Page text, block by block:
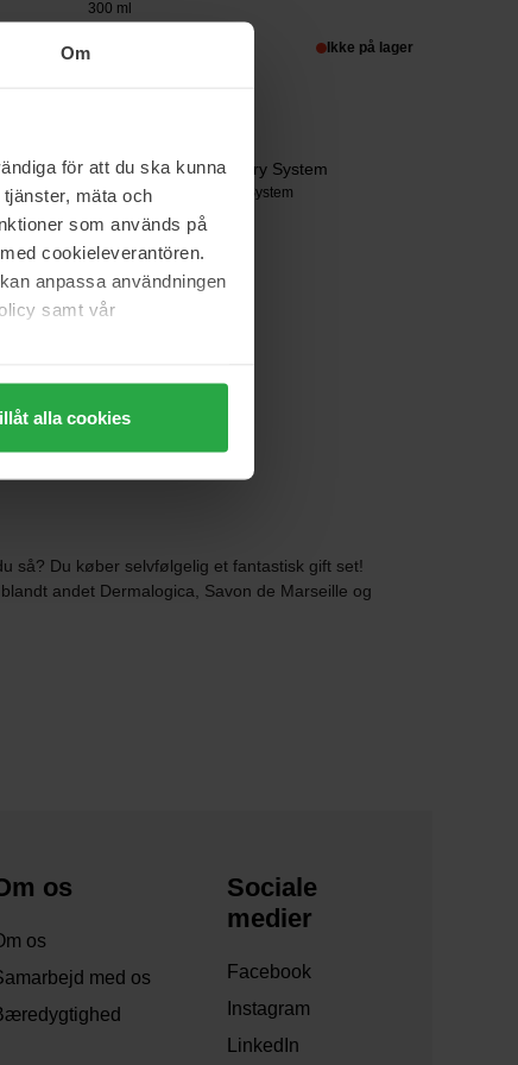
Om
för att du ska kunna
mäta och
som används på
cookieleverantören.
anpassa användningen
samt vår
alla cookies
300 ml
302 kr Ikke på lager
Stressed Skin Recovery System
Stressed Skin Recovery System
992 kr
Normalpris 1 102 kr
så? Du køber selvfølgelig et fantastisk gift set!
andet Dermalogica, Savon de Marseille og
os
os
med os
Sociale
medier
Facebook
Instagram
LinkedIn